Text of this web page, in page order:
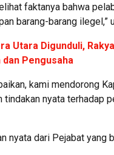
faktanya bahwa
barang-barang ilegel,”
Utara Digunduli,
Pengusaha
kami mendorong
nyata terhadap
nyata dari Pejabat yang